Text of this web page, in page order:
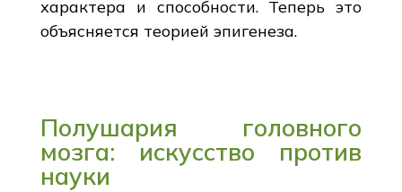
характера и способности. Теперь это
объясняется теорией эпигенеза.
Полушария головного
мозга: искусство против
науки